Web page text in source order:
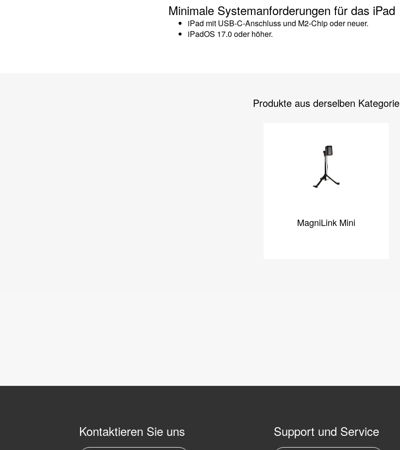
Minimale Systemanforderungen für das iPad
iPad mit USB-C-Anschluss und M2-Chip oder neuer.
iPadOS 17.0 oder höher.
Produkte aus derselben Kategorie
MagniLink Mini
Kontaktieren Sie uns Support und Service